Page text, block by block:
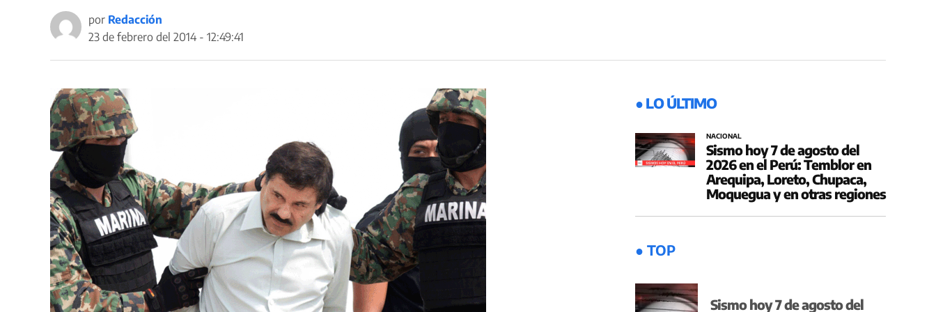
por Redacción
23 de febrero del 2014 - 12:49:41
● LO ÚLTIMO
NACIONAL
Sismo hoy 7 de agosto del
2026 en el Perú: Temblor en
Arequipa, Loreto, Chupaca,
Moquegua y en otras regiones
● TOP
Sismo hoy 7 de agosto del